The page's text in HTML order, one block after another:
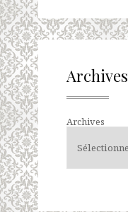
Archives
Archives